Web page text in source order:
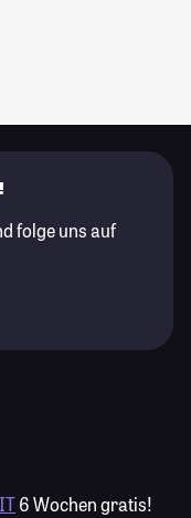
folge uns auf
6 Wochen gratis!